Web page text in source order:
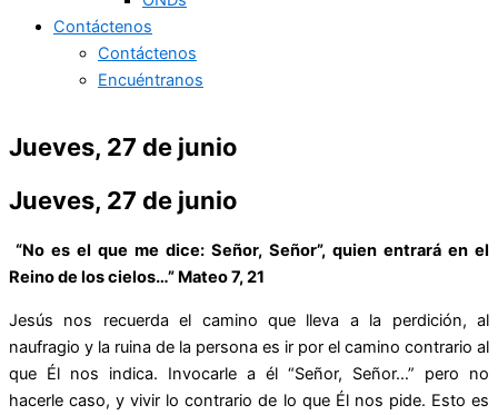
Contáctenos
Contáctenos
Encuéntranos
Jueves, 27 de junio
Jueves, 27 de junio
“No es el que me dice: Señor, Señor”, quien entrará en el
Reino de los cielos…” Mateo 7, 21
Jesús nos recuerda el camino que lleva a la perdición, al
naufragio y la ruina de la persona es ir por el camino contrario al
que Él nos indica. Invocarle a él “Señor, Señor…” pero no
hacerle caso, y vivir lo contrario de lo que Él nos pide. Esto es